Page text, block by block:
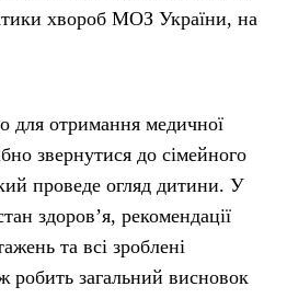
хвороб МОЗ України, на
отримання медичної
звернутися до сімейного
проведе огляд дитини. У
здоров’я, рекомендації
та всі зроблені
робить загальний висновок